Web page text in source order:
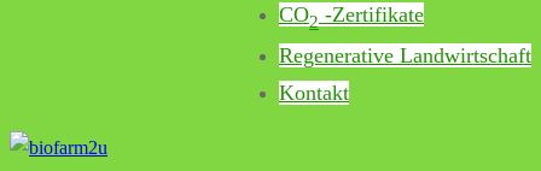
CO2 -Zertifikate
Regenerative Landwirtschaft
Kontakt